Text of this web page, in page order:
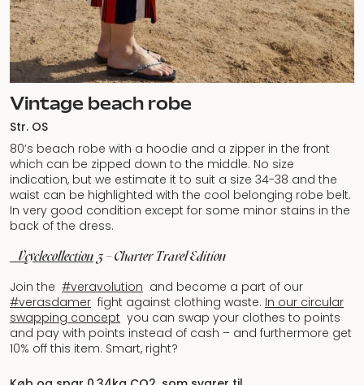
Vintage beach robe
Str. OS
80’s beach robe with a hoodie and a zipper in the front
which can be zipped down to the middle. No size
indication, but we estimate it to suit a size 34-38 and the
waist can be highlighted with the cool belonging robe belt.
In very good condition except for some minor stains in the
back of the dress.
#Vcyclecollection 3 – Charter Travel Edition
Join the #veravolution and become a part of our
#verasdamer fight against clothing waste. In our circular
swapping concept you can swap your clothes to points
and pay with points instead of cash – and furthermore get
10% off this item. Smart, right?